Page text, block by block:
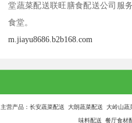
堂蔬菜配送联旺膳食配送公司服
食堂。
m.jiayu8686.b2b168.com
主营产品：长安蔬菜配送 大朗蔬菜配送 大岭山
味料配送 餐厅食材